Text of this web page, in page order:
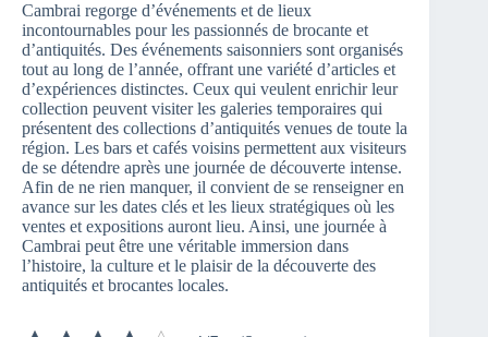
Cambrai regorge d’événements et de lieux
incontournables pour les passionnés de brocante et
d’antiquités. Des événements saisonniers sont organisés
tout au long de l’année, offrant une variété d’articles et
d’expériences distinctes. Ceux qui veulent enrichir leur
collection peuvent visiter les galeries temporaires qui
présentent des collections d’antiquités venues de toute la
région. Les bars et cafés voisins permettent aux visiteurs
de se détendre après une journée de découverte intense.
Afin de ne rien manquer, il convient de se renseigner en
avance sur les dates clés et les lieux stratégiques où les
ventes et expositions auront lieu. Ainsi, une journée à
Cambrai peut être une véritable immersion dans
l’histoire, la culture et le plaisir de la découverte des
antiquités et brocantes locales.